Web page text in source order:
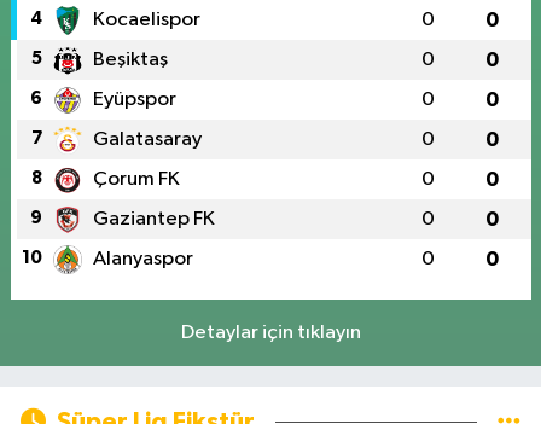
4 Kocaelispor 0 0
5 Beşiktaş 0 0
6 Eyüpspor 0 0
7 Galatasaray 0 0
8 Çorum FK 0 0
9 Gaziantep FK 0 0
10 Alanyaspor 0 0
Detaylar için tıklayın